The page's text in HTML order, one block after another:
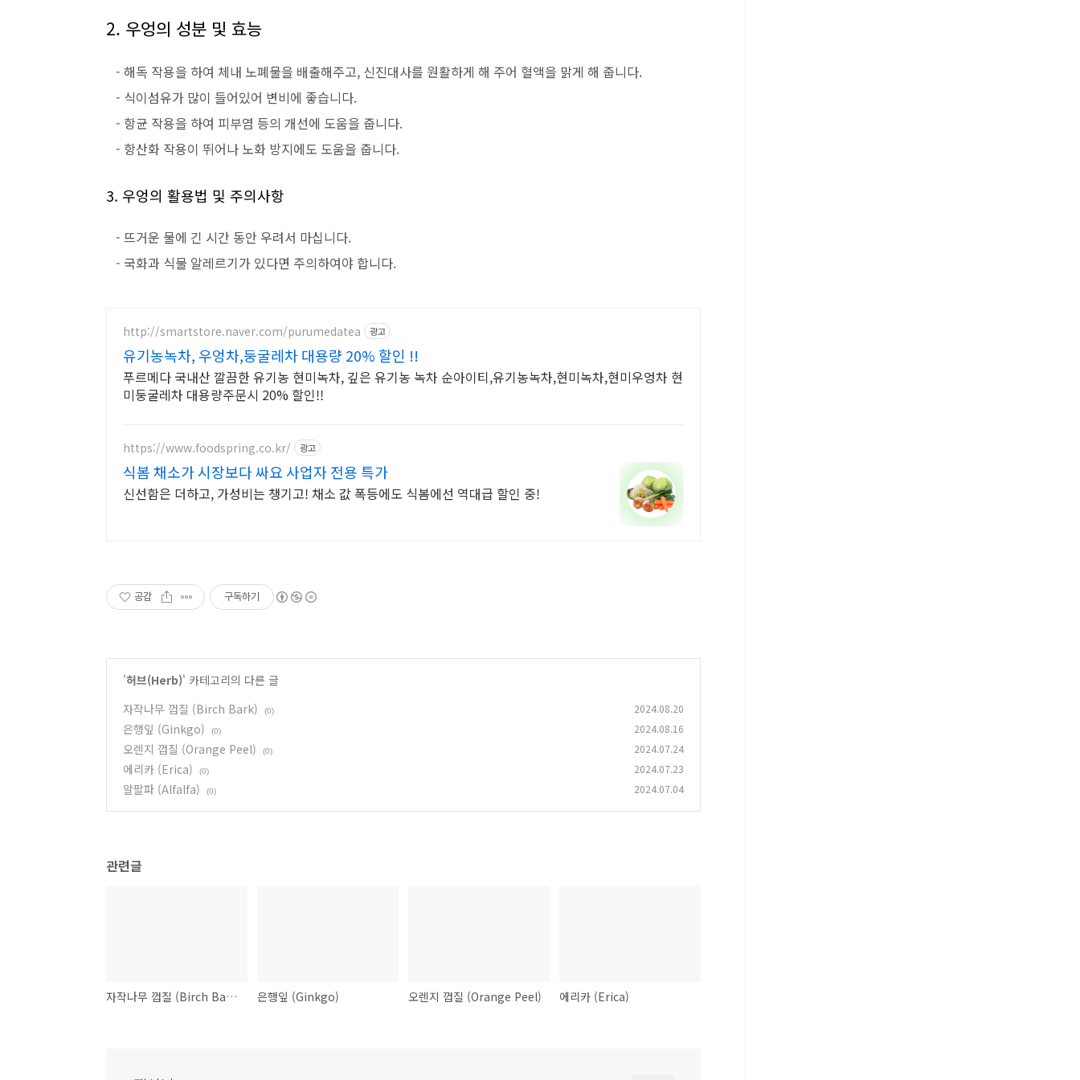
2. 우엉의 성분 및 효능
- 해독 작용을 하여 체내 노폐물을 배출해주고, 신진대사를 원활하게 해 주어 혈액을 맑게 해 줍니다.
- 식이섬유가 많이 들어있어 변비에 좋습니다.
- 항균 작용을 하여 피부염 등의 개선에 도움을 줍니다.
- 항산화 작용이 뛰어나 노화 방지에도 도움을 줍니다.
3. 우엉의 활용법 및 주의사항
- 뜨거운 물에 긴 시간 동안 우려서 마십니다.
- 국화과 식물 알레르기가 있다면 주의하여야 합니다.
http://smartstore.naver.com/purumedatea 광고
유기농녹차, 우엉차,둥굴레차 대용량 20% 할인 !!
푸르메다 국내산 깔끔한 유기농 현미녹차, 깊은 유기농 녹차 순아이티,유기농녹차,현미녹차,현미우엉차 현
미둥굴레차 대용량주문시 20% 할인!!
https://www.foodspring.co.kr/ 광고
식봄 채소가 시장보다 싸요 사업자 전용 특가
신선함은 더하고, 가성비는 챙기고! 채소 값 폭등에도 식봄에선 역대급 할인 중!
공감 구독하기
'허브(Herb)' 카테고리의 다른 글
자작나무 껍질 (Birch Bark)
(0) 2024.08.20
은행잎 (Ginkgo) (0) 2024.08.16
오렌지 껍질 (Orange Peel) (0) 2024.07.24
에리카 (Erica) (0) 2024.07.23
알팔파 (Alfalfa) (0) 2024.07.04
관련글
자작나무 껍질 (Birch Bark) 은행잎 (Ginkgo) 오렌지 껍질 (Orange Peel) 에리카 (Erica)